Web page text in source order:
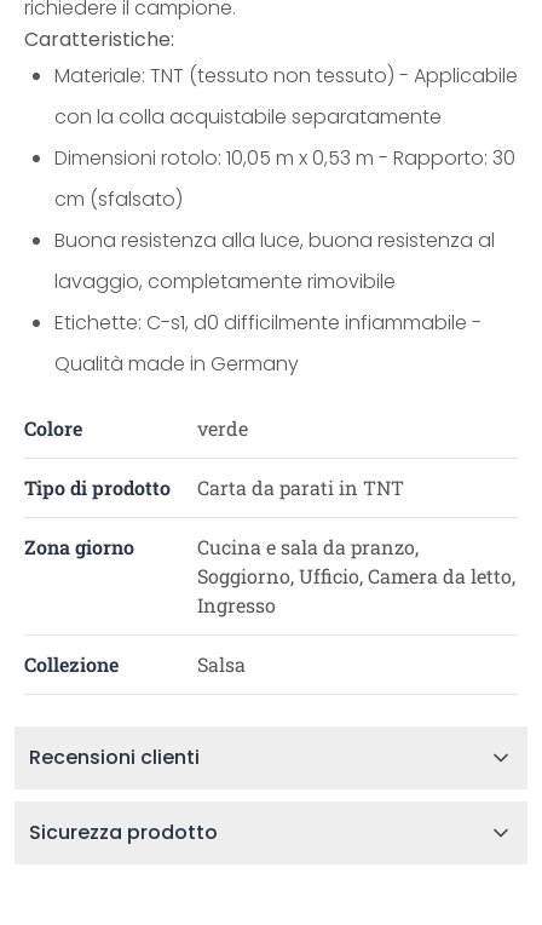
richiedere il campione.
Caratteristiche:
Materiale: TNT (tessuto non tessuto) - Applicabile
con la colla acquistabile separatamente
Dimensioni rotolo: 10,05 m x 0,53 m - Rapporto: 30
cm (sfalsato)
Buona resistenza alla luce, buona resistenza al
lavaggio, completamente rimovibile
Etichette: C-s1, d0 difficilmente infiammabile -
Qualità made in Germany
Colore verde
Tipo di prodotto Carta da parati in TNT
Zona giorno
Cucina e sala da pranzo,
Soggiorno, Ufficio, Camera da letto,
Ingresso
Collezione Salsa
Recensioni clienti
Sicurezza prodotto